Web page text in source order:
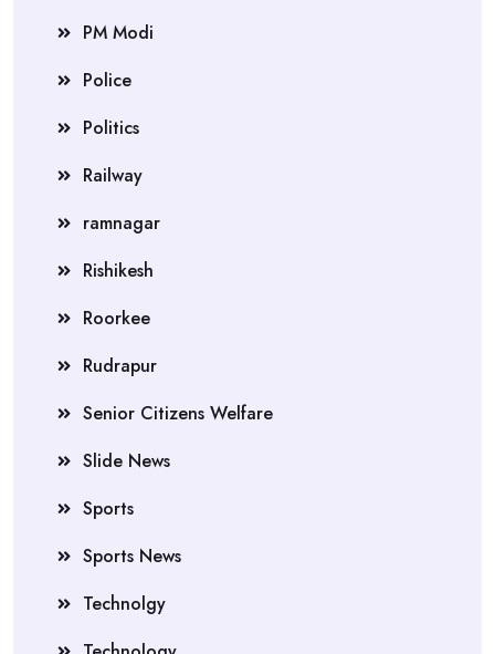
PM Modi
Police
Politics
Railway
ramnagar
Rishikesh
Roorkee
Rudrapur
Senior Citizens Welfare
Slide News
Sports
Sports News
Technolgy